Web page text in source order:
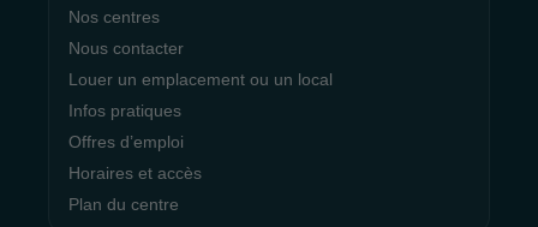
Nos centres
Nous contacter
Louer un emplacement ou un local
Infos pratiques
Offres d’emploi
Horaires et accès
Plan du centre